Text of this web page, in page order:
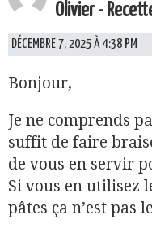
Olivier -
DÉCEMBRE 7, 2025 À 4:38 PM
Bonjour,
Je ne comprends
suffit de faire
de vous en servir
Si vous en utilisez
pâtes ça n’est pas